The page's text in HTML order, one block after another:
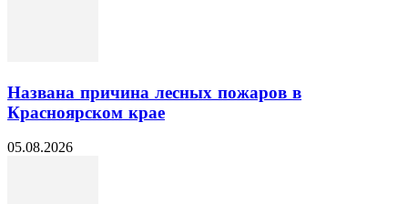
Названа причина лесных пожаров в
Красноярском крае
05.08.2026